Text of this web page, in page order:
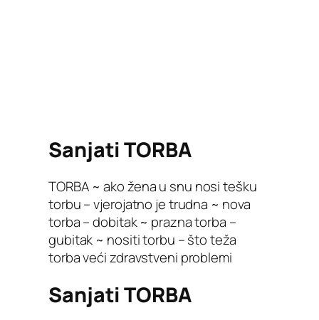
Sanjati TORBA
TORBA ~ ako žena u snu nosi tešku
torbu – vjerojatno je trudna ~ nova
torba – dobitak ~ prazna torba –
gubitak ~ nositi torbu – što teža
torba veći zdravstveni problemi
Sanjati TORBA